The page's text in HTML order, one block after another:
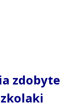
zdobyte